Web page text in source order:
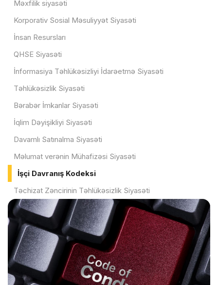
Məxfilik siyasəti
Korporativ Sosial Məsuliyyət Siyasəti
İnsan Resursları
QHSE Siyasəti
İnformasiya Təhlükəsizliyi İdarəetmə Siyasəti
Təhlükəsizlik Siyasəti
Bərabər İmkanlar Siyasəti
İqlim Dəyişikliyi Siyasəti
Davamlı Satınalma Siyasəti
Məlumat verənin Mühafizəsi Siyasəti
İşçi Davranış Kodeksi
Təchizat Zəncirinin Təhlükəsizlik Siyasəti